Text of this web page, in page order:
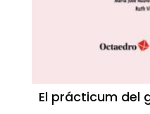
El prácticum del